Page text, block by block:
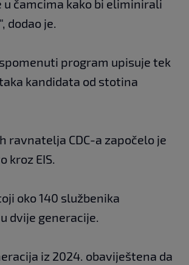
čamcima kako bi eliminirali
dodao je.
program upisuje tek
kandidata od stotina
ravnatelja CDC-a započelo je
kroz EIS.
oko 140 službenika
dvije generacije.
iz 2024. obaviještena da